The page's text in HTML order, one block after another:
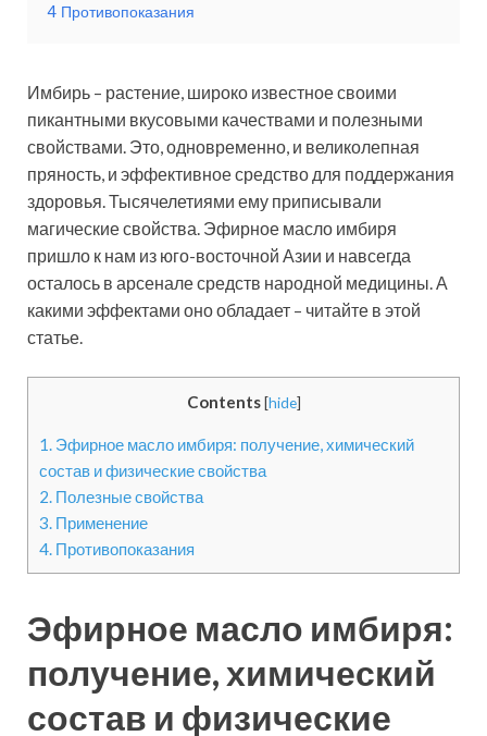
4 Противопоказания
Имбирь – растение, широко известное своими
пикантными вкусовыми качествами и полезными
свойствами. Это, одновременно, и великолепная
пряность, и эффективное средство для поддержания
здоровья. Тысячелетиями ему приписывали
магические свойства. Эфирное масло имбиря
пришло к нам из юго-восточной Азии и навсегда
осталось в арсенале средств народной медицины. А
какими эффектами оно обладает – читайте в этой
статье.
Contents [hide]
1. Эфирное масло имбиря: получение, химический
состав и физические свойства
2. Полезные свойства
3. Применение
4. Противопоказания
Эфирное масло имбиря:
получение, химический
состав и физические